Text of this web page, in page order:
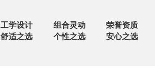
工学设计
舒适之选
组合灵动
个性之选
荣誉资质
安心之选